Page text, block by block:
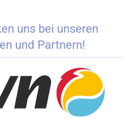
uns bei unseren
und Partnern!